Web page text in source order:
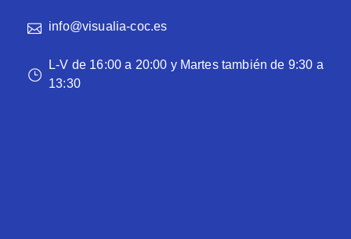
info@visualia-coc.es
L-V de 16:00 a 20:00 y Martes también de 9:30 a
13:30